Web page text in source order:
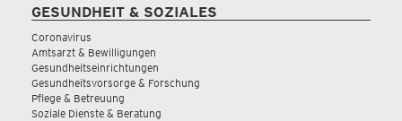
GESUNDHEIT & SOZIALES
Coronavirus
Amtsarzt & Bewilligungen
Gesundheitseinrichtungen
Gesundheitsvorsorge & Forschung
Pflege & Betreuung
Soziale Dienste & Beratung